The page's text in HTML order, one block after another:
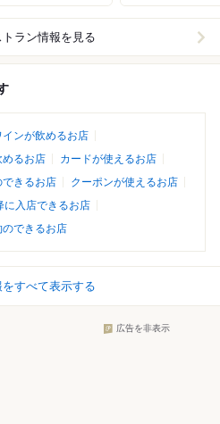
ラン情報を見る
インが飲めるお店
めるお店
カードが使えるお店
できるお店
クーポンが使えるお店
に入店できるお店
のできるお店
すべて表示する
広告を非表示